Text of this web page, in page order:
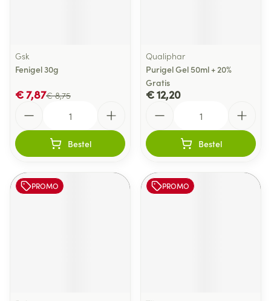
Gsk
Fenigel 30g
€ 8,75
€ 7,87
Bestel
Qualiphar
Purigel Gel 50ml + 20%
Gratis
€ 12,20
Bestel
PROMO PROMO